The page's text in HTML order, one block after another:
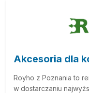
Akcesoria dla
Royho z Poznania to
w dostarczaniu